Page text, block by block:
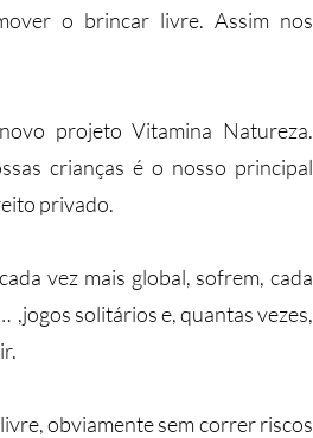
o brincar livre. Assim nos
projeto Vitamina Natureza.
crianças é o nosso principal
privado.
vez mais global, sofrem, cada
,jogos solitários e, quantas vezes,
obviamente sem correr riscos